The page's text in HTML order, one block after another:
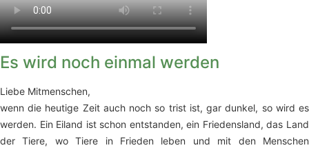
Es wird noch einmal werden
Liebe Mitmenschen,
wenn die heutige Zeit auch noch so trist ist, gar dunkel, so wird es
werden. Ein Eiland ist schon entstanden, ein Friedensland, das Land
der Tiere, wo Tiere in Frieden leben und mit den Menschen